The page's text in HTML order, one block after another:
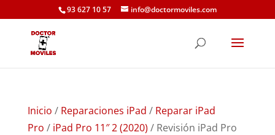
93 627 10 57 info@doctormoviles.com
Inicio / Reparaciones iPad / Reparar iPad
Pro / iPad Pro 11″ 2 (2020) / Revisión iPad Pro